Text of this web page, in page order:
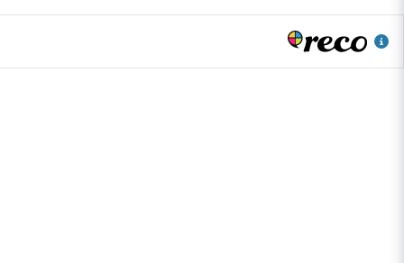
agenter eller direkt från
passform.